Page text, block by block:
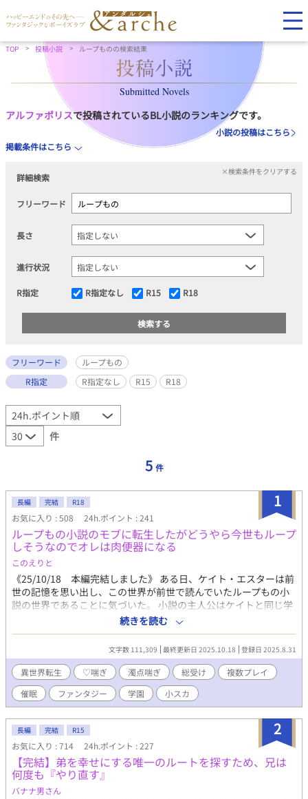
TOP 投稿小説 ループものの検索結果
Submitted Novels
アルファポリスで投稿されているBL小説のランキングです。
小説の投稿はこちら
掲載条件はこちら
詳細検索
×検索条件をクリアする
フリーワード
長さ
進行状況
R指定 R指定なし R15 R18
フリーワード
ループもの
R指定
R指定なし R15 R18
件
5 件
1
長編 完結 R18
お気に入り : 508 24h.ポイント : 241
ループもの小説のモブに転生したがどうやら今世もループ
しそうなのでオレは肉便器になる
このえりと
《25/10/18 本編完結しました》 ある日、ケイト・エスターは前
世の記憶を思い出し、この世界が前世で読んでいたループもの小
説の世界であることに気づいた。 小説の主人公はケイトと同じ学
園に通う同級生のリリオン・アミス。リリオンは学園の入学式の
朝に、自分は何度も殺されてループしていたということに気づ
く。同じように学園生活を送れば確実に自分は死ぬと理解したリ
リオンは、生きる方法を模索していく……というのが原作のスト
ーリーだ。 だが原作を思い出したケイトは、今世はループの途中
だと気づく。 今世がループしてなかったことになるのならばと、
性欲が強くハメられたい願望を持っていたケイトは肉便器になる
ことを決意するのだった――。 成分表：♡喘ぎ 濁点喘ぎ 潮吹
き 飲精 結腸責め アナル舐め 小スカ なんでも許せる人向け
の作品です
続きを読む
文字数 111,309 最終更新日 2025.10.18 登録日 2025.8.31
異世界転生 ♡喘ぎ 濁点喘ぎ 総受け
複数プレイ
催眠
ファンタジー 学園 小スカ
2
長編 完結 R15
お気に入り : 714 24h.ポイント : 227
【完結】弟を幸せにする唯一のルートを探すため、兄は
何度も『やり直す』
バナナ男さん